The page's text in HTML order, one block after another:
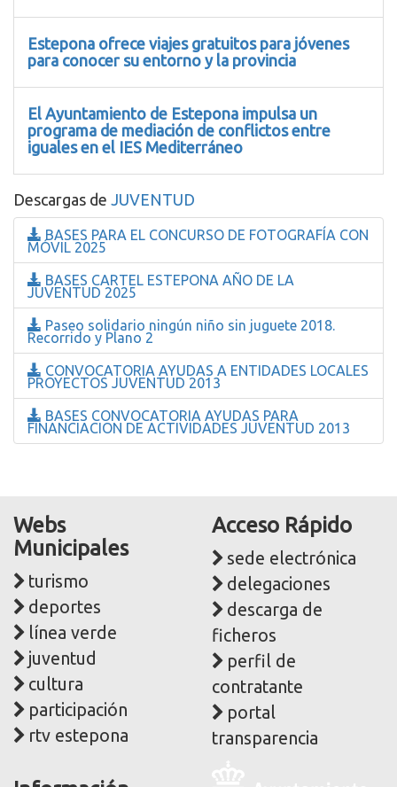
Estepona ofrece viajes gratuitos para jóvenes
para conocer su entorno y la provincia
El Ayuntamiento de Estepona impulsa un
programa de mediación de conflictos entre
iguales en el IES Mediterráneo
Descargas de JUVENTUD
BASES PARA EL CONCURSO DE FOTOGRAFÍA CON
MÓVIL 2025
BASES CARTEL ESTEPONA AÑO DE LA
JUVENTUD 2025
Paseo solidario ningún niño sin juguete 2018.
Recorrido y Plano 2
CONVOCATORIA AYUDAS A ENTIDADES LOCALES
PROYECTOS JUVENTUD 2013
BASES CONVOCATORIA AYUDAS PARA
FINANCIACION DE ACTIVIDADES JUVENTUD 2013
Webs
Municipales
turismo
deportes
línea verde
juventud
cultura
participación
rtv estepona
Acceso Rápido
sede electrónica
delegaciones
descarga de
ficheros
perfil de
contratante
portal
transparencia